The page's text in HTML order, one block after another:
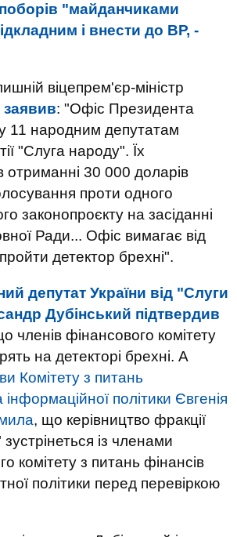
"майданчиками
і внести до ВР, -
віцепрем'єр-міністр
заявив: "Офіс Президента
11 народним депутатам
"Слуга народу". Їх
отриманні 30 000 доларів
проти одного
законопроєкту на засіданні
Ради... Офіс вимагає від
детектор брехні".
депутат України від "Слуги
Дубінський підтвердив
членів фінансового комітету
на детекторі брехні. А
Комітету з питань
інформаційної політики Євгенія
, що керівництво фракції
із членами
комітету з питань фінансів
політики перед перевіркою